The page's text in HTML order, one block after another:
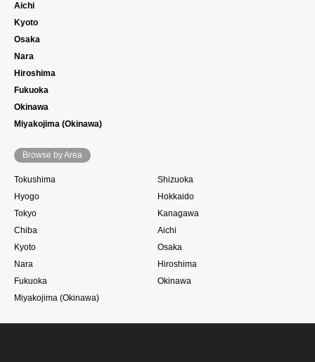
Aichi
Kyoto
Osaka
Nara
Hiroshima
Fukuoka
Okinawa
Miyakojima (Okinawa)
Browse by Area
Tokushima
Shizuoka
Hyogo
Hokkaido
Tokyo
Kanagawa
Chiba
Aichi
Kyoto
Osaka
Nara
Hiroshima
Fukuoka
Okinawa
Miyakojima (Okinawa)